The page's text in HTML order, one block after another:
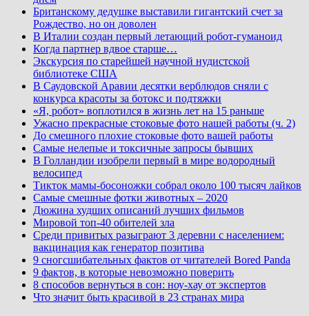
Британскому дедушке выставили гигантский счет за
Рождество, но он доволен
В Италии создан первый летающий робот-гуманоид
Когда партнер вдвое старше…
Экскурсия по старейшей научной нудистской
библиотеке США
В Саудовской Аравии десятки верблюдов сняли с
конкурса красоты за ботокс и подтяжки
«Я, робот» воплотился в жизнь лет на 15 раньше
Ужасно прекрасные стоковые фото нашей работы (ч. 2)
До смешного плохие стоковые фото вашей работы
Самые нелепые и токсичные запросы бывших
В Голландии изобрели первый в мире водородный
велосипед
Тикток мамы-босоножки собрал около 100 тысяч лайков
Самые смешные фотки животных – 2020
Дюжина худших описаний лучших фильмов
Мировой топ-40 обителей зла
Среди привитых разыграют 3 деревни с населением:
вакцинация как генератор позитива
9 сногсшибательных фактов от читателей Bored Panda
9 фактов, в которые невозможно поверить
8 способов вернуться в сон: ноу-хау от экспертов
Что значит быть красивой в 23 странах мира